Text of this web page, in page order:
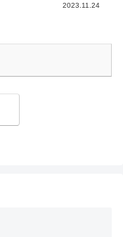
2023.11.24